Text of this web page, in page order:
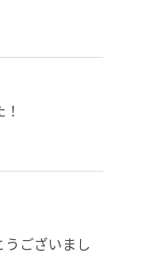
ございまし